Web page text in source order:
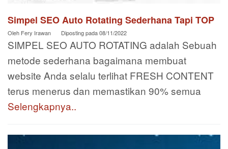
Simpel SEO Auto Rotating Sederhana Tapi TOP
Oleh Fery Irawan Diposting pada08/11/2022
SIMPEL SEO AUTO ROTATING adalah Sebuah
metode sederhana bagaimana membuat
website Anda selalu terlihat FRESH CONTENT
terus menerus dan memastikan 90% semua
Selengkapnya..